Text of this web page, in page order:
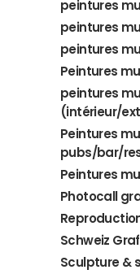
peintures
peintures
peintures
Peintures
peintures
(intérieur/
Peintures
pubs/bar/
Peintures
Photocall
Schweiz
Sculpture &